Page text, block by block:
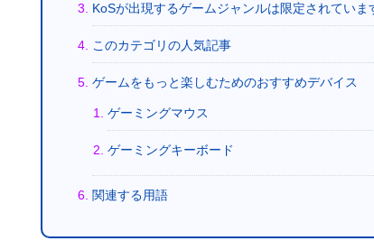
KoSが出現するゲームジャンルは限定されていま
このカテゴリの人気記事
ゲームをもっと楽しむためのおすすめデバイス
ゲーミングマウス
ゲーミングキーボード
関連する用語